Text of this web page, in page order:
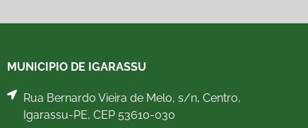
MUNICIPIO DE IGARASSU
Rua Bernardo Vieira de Melo, s/n, Centro,
Igarassu-PE, CEP 53610-030